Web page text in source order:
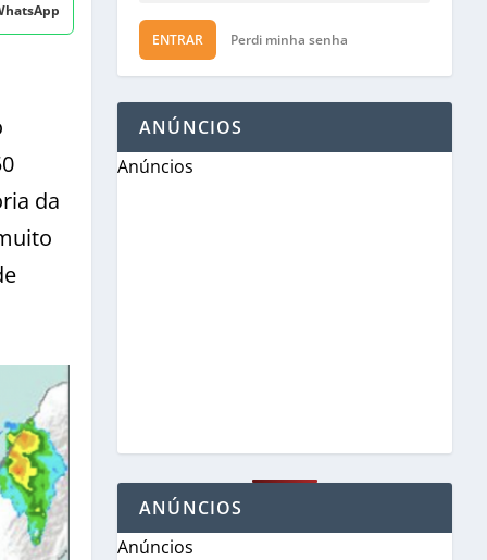
da
ENTRAR Perdi minha senha
ANÚNCIOS
Anúncios
ANÚNCIOS
Anúncios